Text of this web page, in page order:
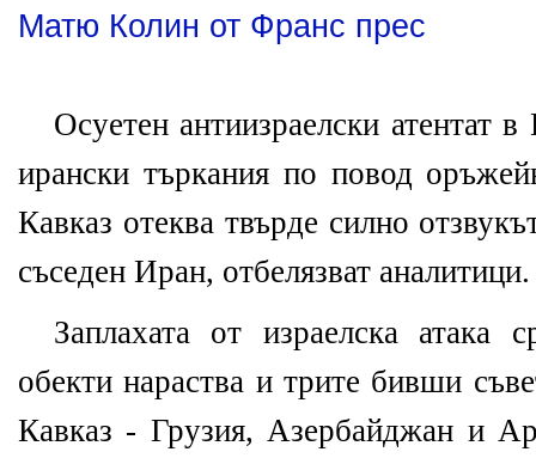
Матю Колин от Франс прес
Осуетен антиизраелски атентат
ирански търкания по повод
Кавказ отеква твърде силно
съседен Иран, отбелязват аналитици.
Заплахата от израелска атака
обекти нараства и трите бивши
Кавказ - Грузия, Азербайджан и